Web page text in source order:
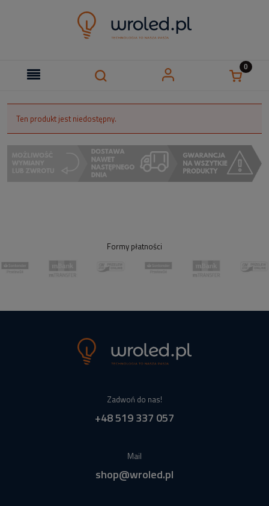
Ten produkt jest niedostępny.
Formy płatności
Zadwoń do nas!
+48 519 337 057
Mail
shop@wroled.pl